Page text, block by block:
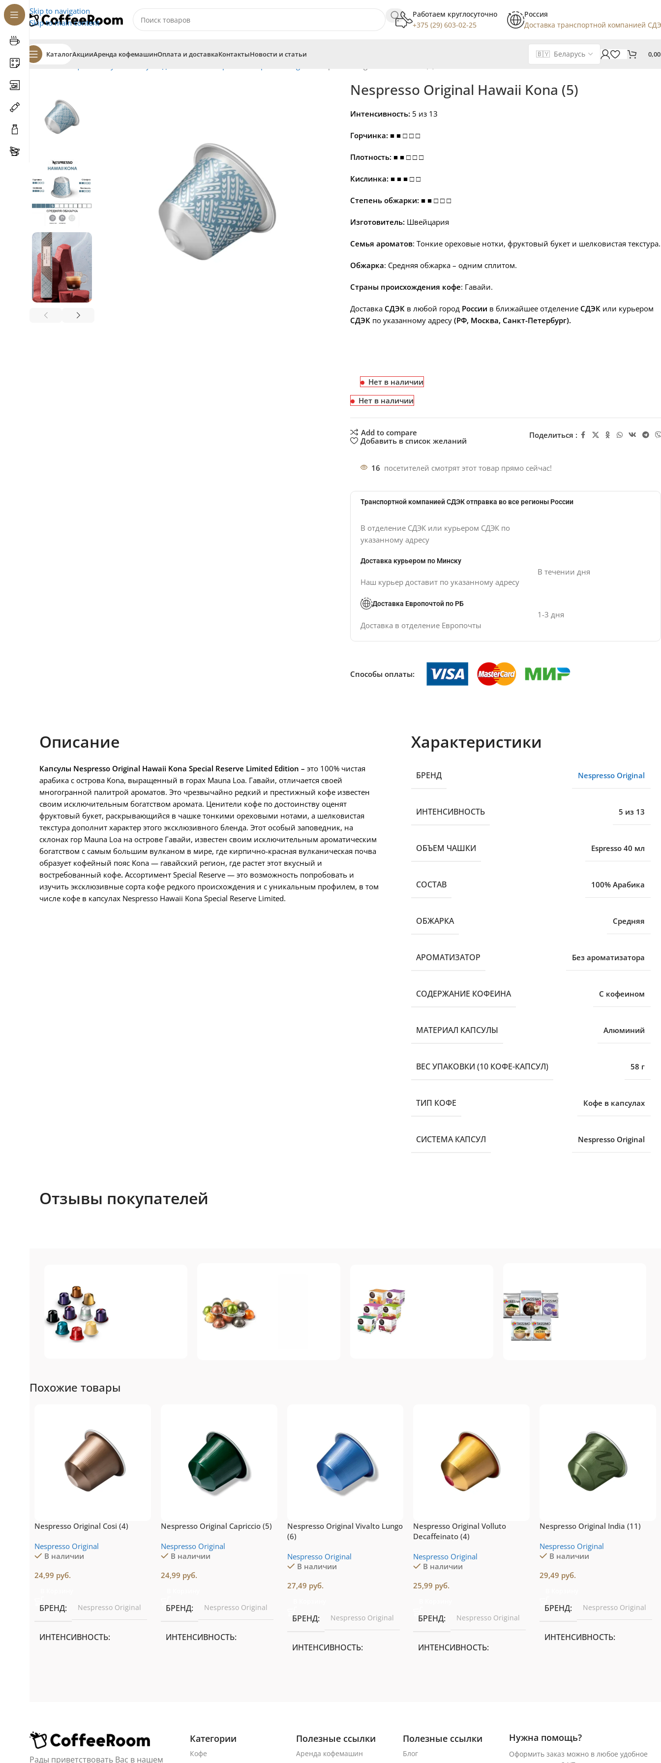
Skip to navigation
Skip to main content
Работаем круглосуточно
+375 (29) 603-02-25
Россия
Доставка транспортной компанией
КаталогАкцииАренда кофемашинОплата и доставкаКонтактыНовости и статьи
Главная
Nespresso Original Hawaii Kona (5)
Интенсивность: 5 из 13
Горчинка: ■ ■ □ □ □
Плотность: ■ ■ □ □ □
Кислинка: ■ ■ ■ □ □
Степень обжарки: ■ ■ □ □ □
Изготовитель: Швейцария
Семья ароматов: Тонкие ореховые нотки, фруктовый букет и шелковистая текстура.
Обжарка: Средняя обжарка – одним сплитом.
Страны происхождения кофе: Гавайи.
Доставка СДЭКв любой город России в ближайшее отделение СДЭКили курьером
СДЭКпо указанному адресу(РФ, Москва, Санкт-Петербург).
Нет в наличии
Нет в наличии
Add to compare
Добавить в список желаний
Поделиться :
16 посетителей смотрят этот товар прямо сейчас!
Транспортной компанией СДЭК отправка во все регионы России
В отделение СДЭК или курьером СДЭК по
указанному адресу
Доставка курьером по Минску
Наш курьер доставит по указанному адресу
В течении дня
Доставка Европочтой по РБ
Доставка в отделение Европочты
1-3 дня
Способы оплаты:
Описание
Капсулы Nespresso Original Hawaii Kona Special Reserve Limited Edition – это 100% чистая
арабика с острова Kona, выращенный в горах Mauna Loa. Гавайи, отличается своей
многогранной палитрой ароматов. Это чрезвычайно редкий и престижный кофе известен
своим исключительным богатством аромата. Ценители кофе по достоинству оценят
фруктовый букет, раскрывающийся в чашке тонкими ореховыми нотами, а шелковистая
текстура дополнит характер этого эксклюзивного бленда. Этот особый заповедник, на
склонах гор Mauna Loa на острове Гавайи, известен своим исключительным ароматическим
богатством с самым большим вулканом в мире, где кирпично-красная вулканическая почва
образует кофейный пояс Kona — гавайский регион, где растет этот вкусный и
востребованный кофе. Ассортимент Special Reserve — это возможность попробовать и
изучить эксклюзивные сорта кофе редкого происхождения и с уникальным профилем, в том
числе кофе в капсулах Nespresso Hawaii Kona Special Reserve Limited.
Характеристики
БРЕНД Nespresso Original
ИНТЕНСИВНОСТЬ 5 из 13
ОБЪЕМ ЧАШКИ Espresso 40 мл
CОСТАВ 100% Арабика
ОБЖАРКА Средняя
АРОМАТИЗАТОР Без ароматизатора
СОДЕРЖАНИЕ КОФЕИНА С кофеином
МАТЕРИАЛ КАПСУЛЫ Алюминий
ВЕС УПАКОВКИ (10 КОФЕ-КАПСУЛ) 58 г
ТИП КОФЕ Кофе в капсулах
СИСТЕМА КАПСУЛ Nespresso Original
Отзывы покупателей
Original
Подробнее
Перейти
Похожие товары
Nespresso Original Cosi (4)
Nespresso Original
В наличии
24,99 руб.
БРЕНД Nespresso Original
ИНТЕНСИВНОСТЬ
CОСТАВ 100% Арабика
Nespresso Original Capriccio (5)
Nespresso Original
В наличии
24,99 руб.
БРЕНД Nespresso Original
ИНТЕНСИВНОСТЬ
CОСТАВ 95% Арабика
Nespresso Original Vivalto Lungo
(6)
Nespresso Original
В наличии
27,49 руб.
БРЕНД Nespresso Original
ИНТЕНСИВНОСТЬ
CОСТАВ 100% Арабика
Nespresso Original Volluto
Decaffeinato (4)
Nespresso Original
В наличии
25,99 руб.
БРЕНД Nespresso Original
ИНТЕНСИВНОСТЬ
100% Арабика
Nespresso Original India (11)
Nespresso Original
В наличии
29,49 руб.
БРЕНД Nespresso Original
ИНТЕНСИВНОСТЬ
CОСТАВ
Рады приветствовать Вас в нашем
Категории
Кофе
Полезные ссылки
Аренда кофемашин
Полезные ссылки
Блог
Нужна помощь?
Оформить заказ можно в любое удобное